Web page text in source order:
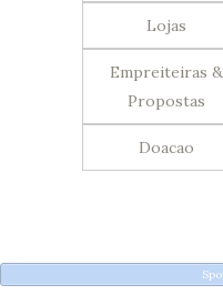
Lojas
Empreiteiras &
Propostas
Doacao